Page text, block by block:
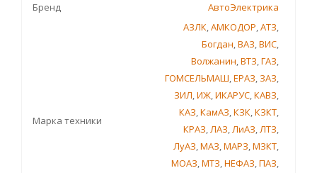
Бренд АвтоЭлектрика
Марка техники
АЗЛК,АМКОДОР,АТЗ,
Богдан,ВАЗ,ВИС,
Волжанин,ВТЗ,ГАЗ,
ГОМСЕЛЬМАШ,ЕРАЗ, ЗАЗ,
ЗИЛ,ИЖ,ИКАРУС,КАВЗ,
КАЗ,КамАЗ,КЗК,КЗКТ,
КРАЗ,ЛАЗ,ЛиАЗ,ЛТЗ,
ЛуАЗ,МАЗ,МАРЗ,МЗКТ,
МОАЗ,МТЗ,НЕФАЗ,ПАЗ,